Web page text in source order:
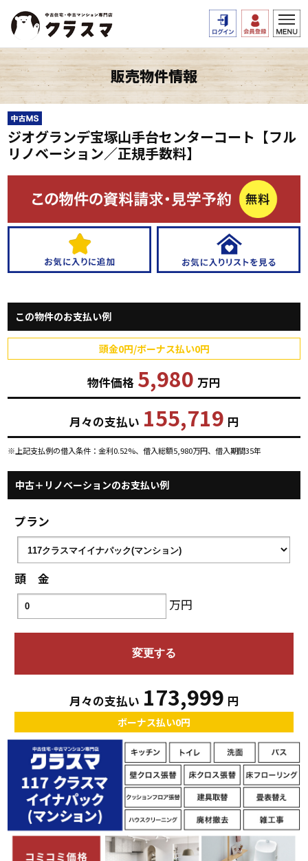
販売物件情報
ジオグランデ宝塚山手台センターコート【フル
リノベーション／正規手数料】
この物件のお支払い例
頭金0円/ボーナス払い0円
物件価格 5,980 万円
月々の支払い 155,719 円
※上記支払例の借入条件：金利0.52%、借入総額5,980万円、借入期間35年
中古＋リノベーションのお支払い例
プラン
頭 金
万円
月々の支払い 173,999 円
ボーナス払い0円